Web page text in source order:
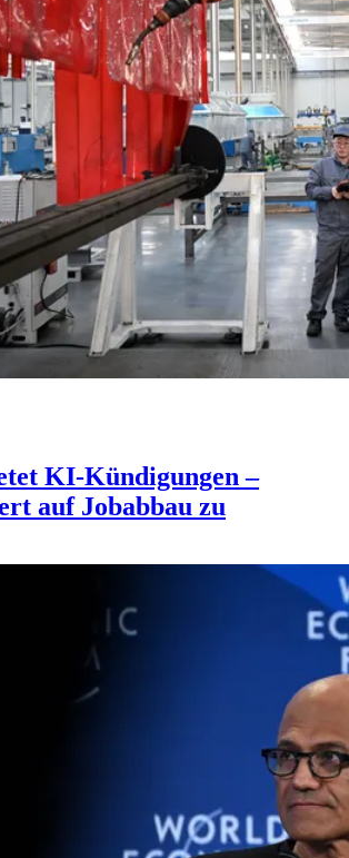
KI-Kündigungen –
auf Jobabbau zu